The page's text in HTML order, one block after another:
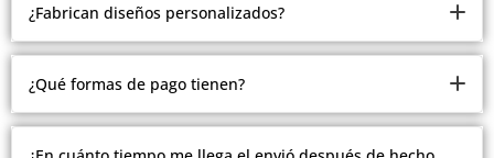
¿Fabrican diseños personalizados?
Somos fabricantes.
Pero debido a la cantidad de modelos y estilos que
¿Qué formas de pago tienen?
Ofrecemos múltiples formas de pago.